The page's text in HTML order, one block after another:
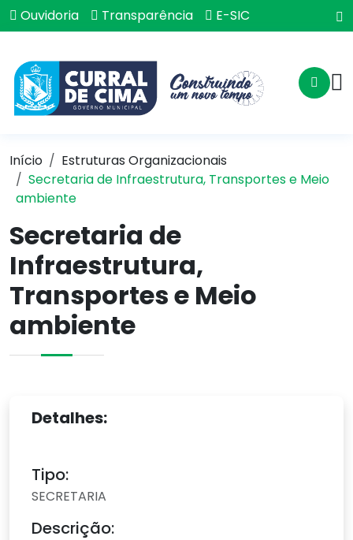
Ouvidoria Transparência E-SIC
Início
Estruturas Organizacionais
Secretaria de Infraestrutura, Transportes e Meio
ambiente
Secretaria de
Infraestrutura,
Transportes e Meio
ambiente
Detalhes:
Tipo:
SECRETARIA
Descrição: